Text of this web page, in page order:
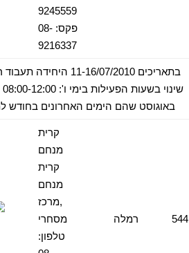
9245559
פקס: 08-
9216337
באוגוסט שהם הימים האחרונים
544 רמלה
קרית
מנחם
קרית
מנחם
,מרכז
מסחרי
טלפון: